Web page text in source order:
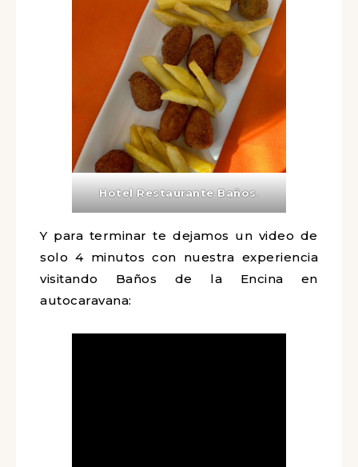
Hotel Restaurante Baños.
Y para terminar te dejamos un video de
solo 4 minutos con nuestra experiencia
visitando Baños de la Encina en
autocaravana: